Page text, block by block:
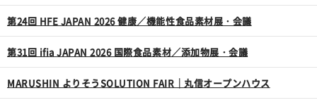
第24回 HFE JAPAN 2026 健康／機能性食品素材展・会議
第31回 ifia JAPAN 2026 国際食品素材／添加物展・会議
MARUSHIN よりそうSOLUTION FAIR｜丸信オープンハウス